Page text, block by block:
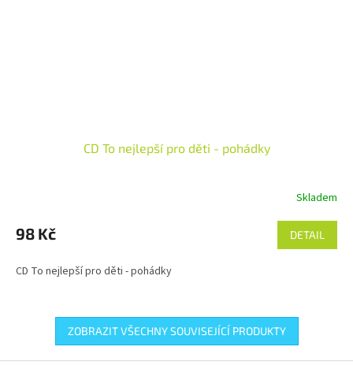
CD To nejlepší pro děti - pohádky
Skladem
98 Kč DETAIL
CD To nejlepší pro děti - pohádky
ZOBRAZIT VŠECHNY SOUVISEJÍCÍ PRODUKTY